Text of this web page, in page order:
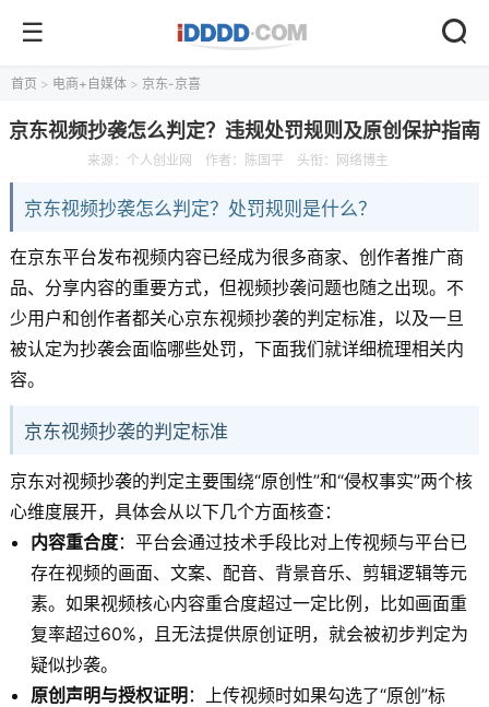
首页 > 电商+自媒体 > 京东-京喜
京东视频抄袭怎么判定？违规处罚规则及原创保护指南
来源： 个人创业网 作者：陈国平 头衔：网络博主
京东视频抄袭怎么判定？处罚规则是什么？
在京东平台发布视频内容已经成为很多商家、创作者推广商
品、分享内容的重要方式，但视频抄袭问题也随之出现。不
少用户和创作者都关心京东视频抄袭的判定标准，以及一旦
被认定为抄袭会面临哪些处罚，下面我们就详细梳理相关内
容。
京东视频抄袭的判定标准
京东对视频抄袭的判定主要围绕“原创性”和“侵权事实”两个核
心维度展开，具体会从以下几个方面核查：
内容重合度：平台会通过技术手段比对上传视频与平台已
存在视频的画面、文案、配音、背景音乐、剪辑逻辑等元
素。如果视频核心内容重合度超过一定比例，比如画面重
复率超过60%，且无法提供原创证明，就会被初步判定为
疑似抄袭。
原创声明与授权证明 ：上传视频时如果勾选了“原创”标